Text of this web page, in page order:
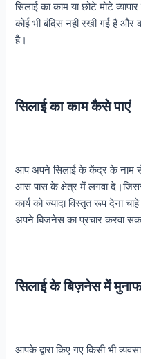
सिलाई का काम या छोटे मोटे
कोई भी बंदिस नहीं रखी गई है
है।
सिलाई का काम कैसे पाएं
आप अपने सिलाई के केंद्र के नाम
आस पास के क्षेत्र में लगवा
कार्य को ज्यादा विस्तृत रूप देना
अपने बिजनेस का प्रचार करवा
सिलाई के बिज़नेस में
आपके द्वारा किए गए किसी भी